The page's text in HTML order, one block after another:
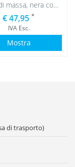
Piastra di massa, nera con sacca d'acqua nera
€ 47,95 *
IVA Esc.
Mostra
di trasporto)